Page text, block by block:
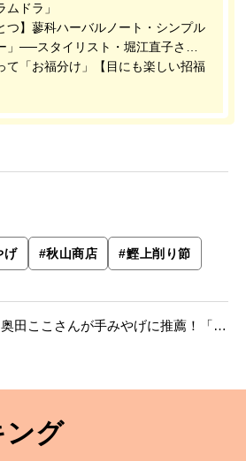
ムドラ」
つ】蓼科ハーバルノート・シンプル
」──スタイリスト・堀江直子さん
て「お福分け」【目にも楽しい招福
げ #秋山商店 #鰹上削り節
田ここさんが手みやげに推薦！「秋
ング